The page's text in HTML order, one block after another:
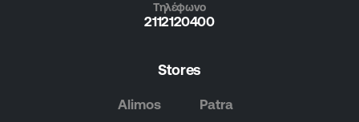
Τηλέφωνο
2112120400
Stores
Alimos
Patra